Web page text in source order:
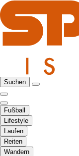
Suchen
Fußball
Lifestyle
Laufen
Reiten
Wandern